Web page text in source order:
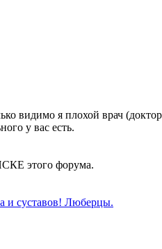
видимо я плохой врач
у вас есть.
этого форума.
и суставов! Люберцы.